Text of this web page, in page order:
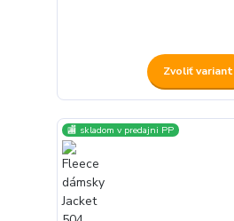
Zvoliť variant
🏬 skladom v predajni PP